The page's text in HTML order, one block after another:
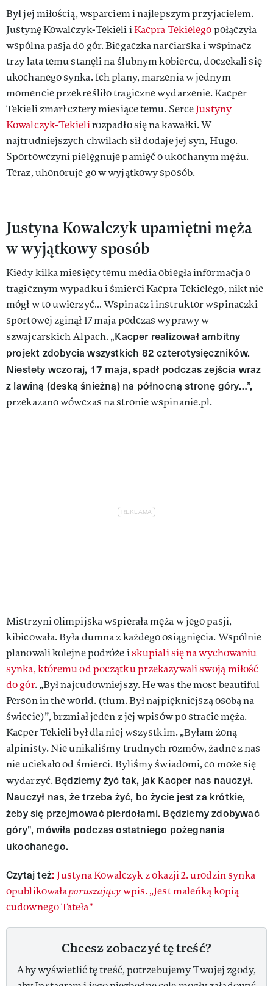
Był jej miłością, wsparciem i najlepszym przyjacielem.
Justynę Kowalczyk-Tekieli iKacpra Tekielegopołączyła
wspólna pasja do gór. Biegaczka narciarska i wspinacz
trzy lata temu stanęli na ślubnym kobiercu, doczekali się
ukochanego synka. Ich plany, marzenia w jednym
momencie przekreśliło tragiczne wydarzenie. Kacper
Tekieli zmarł cztery miesiące temu. SerceJustyny
Kowalczyk-Tekielirozpadło się na kawałki. W
najtrudniejszych chwilach sił dodaje jej syn, Hugo.
Sportowczyni pielęgnuje pamięć o ukochanym mężu.
Teraz, uhonoruje go w wyjątkowy sposób.
Justyna Kowalczyk upamiętni męża
w wyjątkowy sposób
Kiedy kilka miesięcy temu media obiegła informacja o
tragicznym wypadku i śmierci Kacpra Tekielego, nikt nie
mógł w to uwierzyć… Wspinacz i instruktor wspinaczki
sportowej zginął 17 maja podczas wyprawy w
szwajcarskich Alpach. „Kacper realizował ambitny
projekt zdobycia wszystkich 82 czterotysięczników.
Niestety wczoraj, 17 maja, spadł podczas zejścia wraz
z lawiną (deską śnieżną) na północną stronę góry…”,
przekazano wówczas na stronie wspinanie.pl.
Mistrzyni olimpijska wspierała męża w jego pasji,
kibicowała. Była dumna z każdego osiągnięcia. Wspólnie
planowali kolejne podróże iskupiali się na wychowaniu
synka, któremu od początku przekazywali swoją miłość
do gór. „Był najcudowniejszy. He was the most beautiful
Person in the world. (tłum. Był najpiękniejszą osobą na
świecie)”, brzmiał jeden z jej wpisów po stracie męża.
Kacper Tekieli był dla niej wszystkim. „Byłam żoną
alpinisty. Nie unikaliśmy trudnych rozmów, żadne z nas
nie uciekało od śmierci. Byliśmy świadomi, co może się
wydarzyć. Będziemy żyć tak, jak Kacper nas nauczył.
Nauczył nas, że trzeba żyć, bo życie jest za krótkie,
żeby się przejmować pierdołami. Będziemy zdobywać
góry", mówiła podczas ostatniego pożegnania
ukochanego.
Czytaj też: Justyna Kowalczyk z okazji 2. urodzin synka
opublikowałaporuszającywpis. „Jest maleńką kopią
cudownego Tateła"
Chcesz zobaczyć tę treść?
Aby wyświetlić tę treść, potrzebujemy Twojej zgody,